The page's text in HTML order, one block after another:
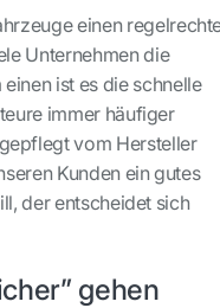
einen
Unternehmen die
ist es die schnelle
immer häufiger
vom Hersteller
Kunden ein gutes
der entscheidet sich
gehen